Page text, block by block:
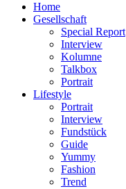
Home
Gesellschaft
Special Report
Interview
Kolumne
Talkbox
Portrait
Lifestyle
Portrait
Interview
Fundstück
Guide
Yummy
Fashion
Trend